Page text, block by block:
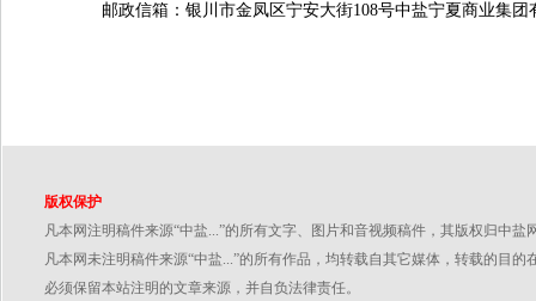
邮政信箱：银川市金凤区宁安大街108号中盐宁夏商业集团
版权保护
凡本网注明稿件来源“中盐...”的所有文字、图片和音视频稿件，其版权归中
凡本网未注明稿件来源“中盐...”的所有作品，均转载自其它媒体，转载的目
必须保留本站注明的文章来源，并自负法律责任。